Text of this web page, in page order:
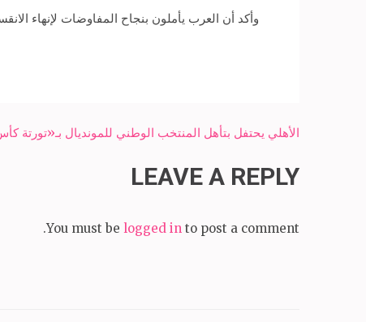
وأكد أن العرب يأملون بنجاح المفاوضات لإنهاء
Post
الأهلي يحتفل بتأهل المنتخب الوطني للمونديال بـ«تورتة
LEAVE A REPLY
You must be logged in to post a comment.